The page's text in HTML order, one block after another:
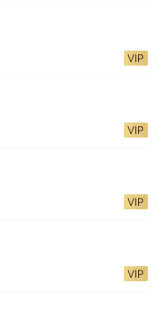
VIP
VIP
VIP
VIP